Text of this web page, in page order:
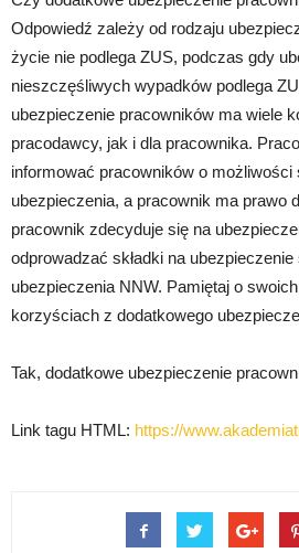
Odpowiedź zależy od rodzaju
życie nie podlega ZUS, podczas gdy
nieszczęśliwych wypadków podlega
ubezpieczenie pracowników ma wiele
pracodawcy, jak i dla pracownika.
informować pracowników o
ubezpieczenia, a pracownik ma prawo
pracownik zdecyduje się na
odprowadzać składki na ubezpieczenie
ubezpieczenia NNW. Pamiętaj o
korzyściach z dodatkowego
Tak, dodatkowe ubezpieczenie
Link tagu HTML: https://